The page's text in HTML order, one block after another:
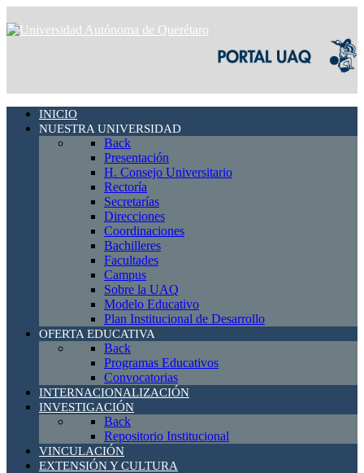
INICIO
NUESTRA UNIVERSIDAD
Back
Presentación
H. Consejo Universitario
Rectoría
Secretarías
Direcciones
Coordinaciones
Bachilleres
Facultades
Campus
Sobre la UAQ
Modelo Educativo
Plan Institucional de Desarrollo
OFERTA EDUCATIVA
Back
Programas Educativos
Convocatorias
INTERNACIONALIZACIÓN
INVESTIGACIÓN
Back
Repositorio Institucional
VINCULACIÓN
EXTENSIÓN Y CULTURA